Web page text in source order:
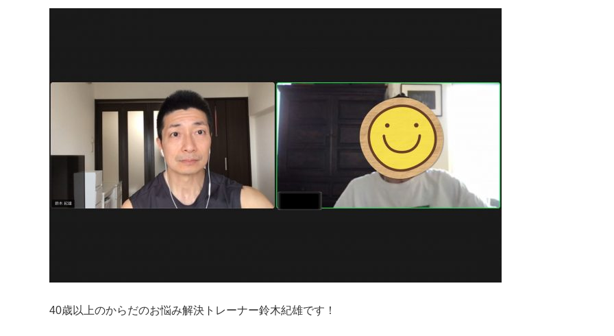
40歳以上のからだのお悩み解決トレーナー鈴木紀雄です！